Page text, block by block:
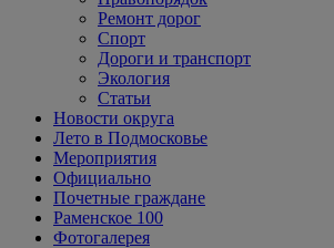
Ремонт дорог
Спорт
Дороги и транспорт
Экология
Статьи
Новости округа
Лето в Подмосковье
Мероприятия
Официально
Почетные граждане
Раменское 100
Фотогалерея